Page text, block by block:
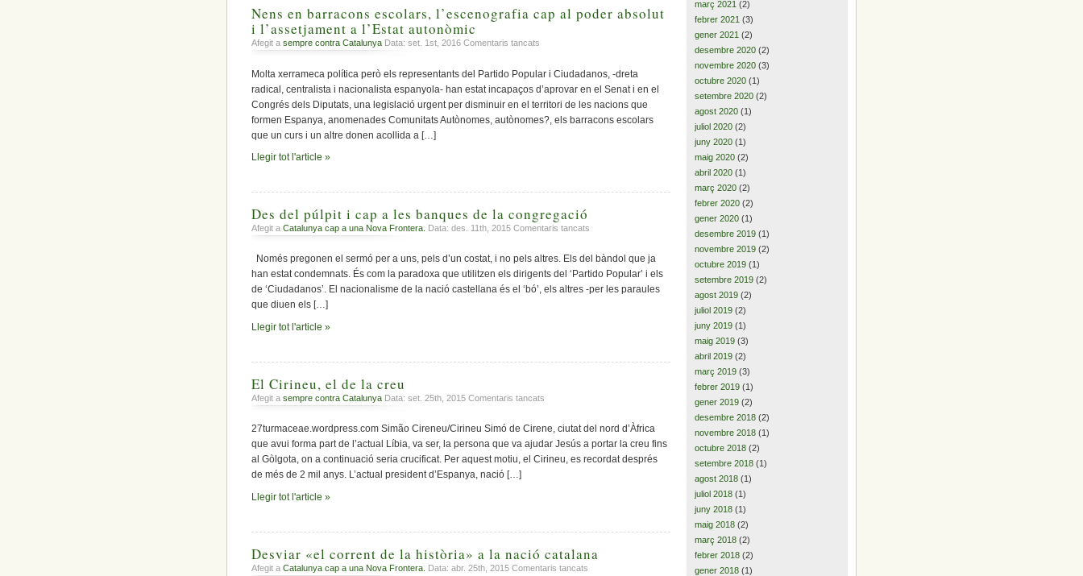
mentre
ciutadans
‘si’
volen
retrocés
s’enquista
Nens en barracons escolars, l’escenografia cap al poder absolut
i l’assetjament a l’Estat autonòmic
Afegit a sempre contra Catalunya Data: set. 1st, 2016 Comentaris tancats
escolars,
l’escenografia
cap
l’assetjament
l’Estat
autonòmic
Molta xerrameca política però els representants del Partido Popular i Ciudadanos, -dreta
radical, centralista i nacionalista espanyola- han estat incapaços d’aprovar en el Senat i en el
Congrés dels Diputats, una legislació urgent per disminuir en el territori de les nacions que
formen Espanya, anomenades Comunitats Autònomes, autònomes?, els barracons escolars
que un curs i un altre donen acollida a […]
Llegir tot l'article »
Des del púlpit i cap a les banques de la congregació
Afegit a Catalunya cap a una Nova Frontera. Data: des. 11th, 2015 Comentaris tancats
del
púlpit
cap
la
Només pregonen el sermó per a uns, pels d’un costat, i no pels altres. Els del bàndol que ja
han estat condemnats. És com la paradoxa que utilitzen els dirigents del ‘Partido Popular’ i els
de ‘Ciudadanos’. El nacionalisme de la nació castellana és el ‘bó’, els altres -per les paraules
que diuen els […]
Llegir tot l'article »
El Cirineu, el de la creu
Afegit a sempre contra Catalunya Data: set. 25th, 2015 Comentaris tancats
Cirineu,
la
27turmaceae.wordpress.com Simão Cireneu/Cirineu Simó de Cirene, ciutat del nord d’Àfrica
que avui forma part de l’actual Líbia, va ser, la persona que va ajudar Jesús a portar la creu fins
al Gòlgota, on a continuació seria crucificat. Per aquest motiu, el Cirineu, es recordat després
de més de 2 mil anys. L’actual president d’Espanya, nació […]
Llegir tot l'article »
Desviar «el corrent de la història» a la nació catalana
Afegit a Catalunya cap a una Nova Frontera. Data: abr. 25th, 2015 Comentaris tancats
març 2021 (2)
febrer 2021 (3)
gener 2021 (2)
desembre 2020 (2)
novembre 2020 (3)
octubre 2020 (1)
setembre 2020 (2)
agost 2020 (1)
juliol 2020 (2)
juny 2020 (1)
maig 2020 (2)
abril 2020 (1)
març 2020 (2)
febrer 2020 (2)
gener 2020 (1)
desembre 2019 (1)
novembre 2019 (2)
octubre 2019 (1)
setembre 2019 (2)
agost 2019 (2)
juliol 2019 (2)
juny 2019 (1)
maig 2019 (3)
abril 2019 (2)
març 2019 (3)
febrer 2019 (1)
gener 2019 (2)
desembre 2018 (2)
novembre 2018 (1)
octubre 2018 (2)
setembre 2018 (1)
agost 2018 (1)
juliol 2018 (1)
juny 2018 (1)
maig 2018 (2)
març 2018 (2)
febrer 2018 (2)
gener 2018 (1)